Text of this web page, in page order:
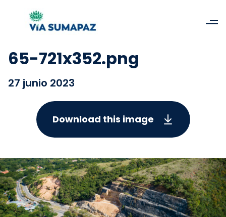
65-721x352.png
27 junio 2023
Download this image